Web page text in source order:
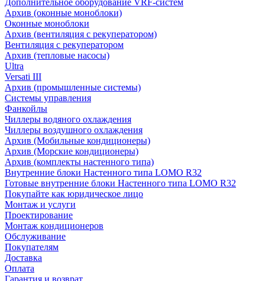
Дополнительное оборудование VRF-систем
Архив (оконные моноблоки)
Оконные моноблоки
Архив (вентиляция с рекуператором)
Вентиляция с рекуператором
Архив (тепловые насосы)
Ultra
Versati III
Архив (промышленные системы)
Системы управления
Фанкойлы
Чиллеры водяного охлаждения
Чиллеры воздушного охлаждения
Архив (Мобильные кондиционеры)
Архив (Морские кондиционеры)
Архив (комплекты настенного типа)
Внутренние блоки Настенного типа LOMO R32
Готовые внутренние блоки Настенного типа LOMO R32
Покупайте как юридическое лицо
Монтаж и услуги
Проектирование
Монтаж кондиционеров
Обслуживание
Покупателям
Доставка
Оплата
Гарантия и возврат